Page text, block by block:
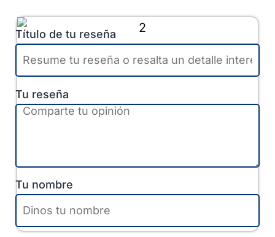
Título de tu reseña
Tu reseña
Tu nombre